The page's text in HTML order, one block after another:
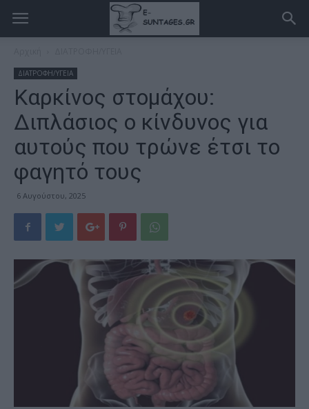
ΔΙΑΤΡΟΦΗ/ΥΓΕΙΑ
Καρκίνος στομάχου:
Διπλάσιος ο κίνδυνος για
αυτούς που τρώνε έτσι το
φαγητό τους
6 Αυγούστου, 2025